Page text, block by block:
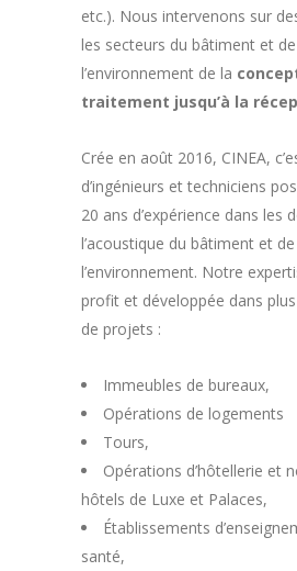
etc.). Nous intervenons sur
les secteurs du bâtiment et de
l’environnement de la
traitement jusqu’à la
Crée en août 2016, CINEA,
d’ingénieurs et techniciens
20 ans d’expérience dans les
l’acoustique du bâtiment et de
l’environnement. Notre
profit et développée dans plus
de projets :
Immeubles de bureaux,
Opérations de logements
Tours,
Opérations d’hôtellerie et
hôtels de Luxe et Palaces,
Établissements
santé,